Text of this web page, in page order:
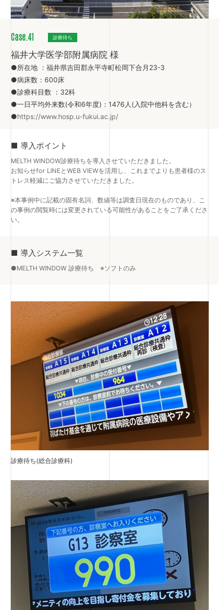
Case.41 診療待ち
福井大学医学部附属病院 様
●所在地 ：福井県吉田郡永平寺町松岡下合月23-3
●病床数：600床
●診療科目数 ：32科
●一日平均外来数(令和6年度)：1476人(入院中他科を含む）
●https://www.hosp.u-fukui.ac.jp/
■ 導入ポイント
MELTH WINDOW診療待ちを導入させていただきました。
お知らせfor LINEとWEB VIEWを活用し、これまでよりも患者様のス
トレス軽減にご協力させていただきました。
※本事例中に記載の固有名詞、数値等は調査日現在のものであり、こ
の事例の閲覧時には変更されている可能性があることをご了承くださ
い。
■ 導入システム一覧
●MELTH WINDOW 診療待ち ※ソフトのみ
診療待ち(総合診療科)